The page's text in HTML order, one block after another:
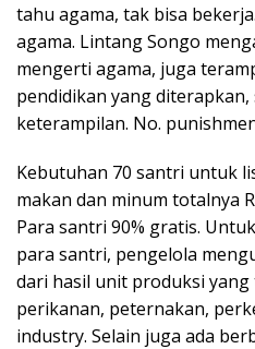
tahu agama, tak bisa
agama. Lintang Songo
mengerti agama, juga
pendidikan yang diterapkan,
keterampilan. No.
Kebutuhan 70 santri untuk
makan dan minum totalnya
Para santri 90% gratis.
para santri, pengelola
dari hasil unit produksi
perikanan, peternakan,
industry. Selain juga ada